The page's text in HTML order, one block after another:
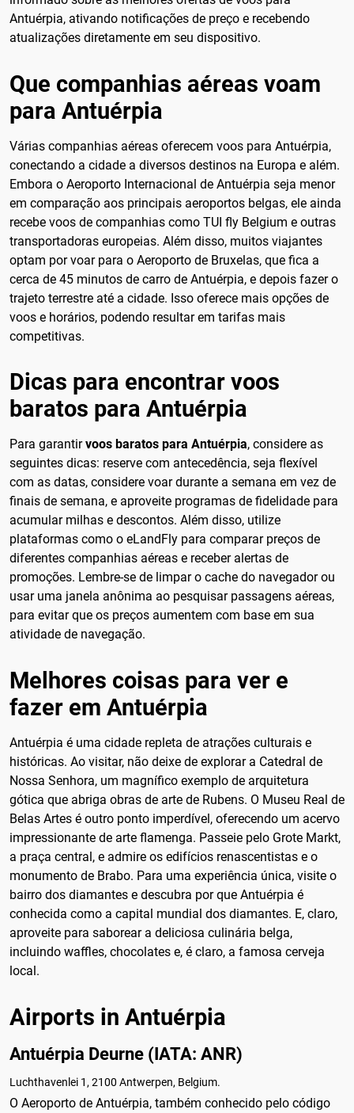
Antuérpia, ativando notificações de preço e recebendo
atualizações diretamente em seu dispositivo.
Que companhias aéreas voam
para Antuérpia
Várias companhias aéreas oferecem voos para Antuérpia,
conectando a cidade a diversos destinos na Europa e além.
Embora o Aeroporto Internacional de Antuérpia seja menor
em comparação aos principais aeroportos belgas, ele ainda
recebe voos de companhias como TUI fly Belgium e outras
transportadoras europeias. Além disso, muitos viajantes
optam por voar para o Aeroporto de Bruxelas, que fica a
cerca de 45 minutos de carro de Antuérpia, e depois fazer o
trajeto terrestre até a cidade. Isso oferece mais opções de
voos e horários, podendo resultar em tarifas mais
competitivas.
Dicas para encontrar voos
baratos para Antuérpia
Para garantirvoos baratos para Antuérpia, considere as
seguintes dicas: reserve com antecedência, seja flexível
com as datas, considere voar durante a semana em vez de
finais de semana, e aproveite programas de fidelidade para
acumular milhas e descontos. Além disso, utilize
plataformas como o eLandFly para comparar preços de
diferentes companhias aéreas e receber alertas de
promoções. Lembre-se de limpar o cache do navegador ou
usar uma janela anônima ao pesquisar passagens aéreas,
para evitar que os preços aumentem com base em sua
atividade de navegação.
Melhores coisas para ver e
fazer em Antuérpia
Antuérpia é uma cidade repleta de atrações culturais e
históricas. Ao visitar, não deixe de explorar a Catedral de
Nossa Senhora, um magnífico exemplo de arquitetura
gótica que abriga obras de arte de Rubens. O Museu Real de
Belas Artes é outro ponto imperdível, oferecendo um acervo
impressionante de arte flamenga. Passeie pelo Grote Markt,
a praça central, e admire os edifícios renascentistas e o
monumento de Brabo. Para uma experiência única, visite o
bairro dos diamantes e descubra por que Antuérpia é
conhecida como a capital mundial dos diamantes. E, claro,
aproveite para saborear a deliciosa culinária belga,
incluindo waffles, chocolates e, é claro, a famosa cerveja
local.
Airports in Antuérpia
Antuérpia Deurne (IATA: ANR)
Luchthavenlei 1, 2100 Antwerpen, Belgium.
O Aeroporto de Antuérpia, também conhecido pelo código